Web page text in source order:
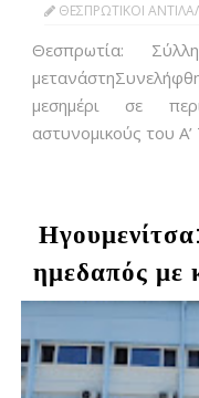
ΘΕΣΠΡΩΤΙΚΟΙ
Θεσπρωτία:
μεσημέρι σε
αστυνομικούς του Α’
ημεδαπός με